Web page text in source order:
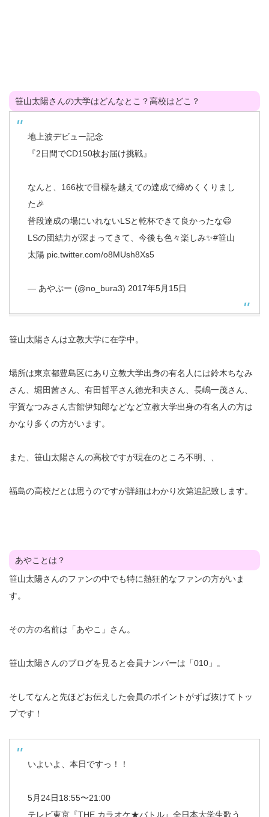
笹山太陽さんの大学はどんなとこ？高校はどこ？
地上波デビュー記念
『2日間でCD150枚お届け挑戦』
なんと、166枚で目標を越えての達成で締めくくりまし
た🎉
普段達成の場にいれないLSと乾杯できて良かったな😃
LSの団結力が深まってきて、今後も色々楽しみ✨#笹山
太陽 pic.twitter.com/o8MUsh8Xs5
— あやぷー (@no_bura3) 2017年5月15日
笹山太陽さんは立教大学に在学中。
場所は東京都豊島区にあり立教大学出身の有名人には鈴木ちなみ
さん、堀田茜さん、有田哲平さん徳光和夫さん、長嶋一茂さん、
宇賀なつみさん古館伊知郎などなど立教大学出身の有名人の方は
かなり多くの方がいます。
また、笹山太陽さんの高校ですが現在のところ不明、、
福島の高校だとは思うのですが詳細はわかり次第追記致します。
あやことは？
笹山太陽さんのファンの中でも特に熱狂的なファンの方がいま
す。
その方の名前は「あやこ」さん。
笹山太陽さんのブログを見ると会員ナンバーは「010」。
そしてなんと先ほどお伝えした会員のポイントがずば抜けてトッ
プです！
いよいよ、本日ですっ！！
5月24日18:55〜21:00
テレビ東京『THE カラオケ★バトル』全日本大学生歌う